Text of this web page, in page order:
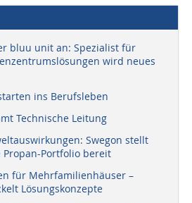
bluu unit an: Spezialist für
wird neues
ins Berufsleben
Technische Leitung
Swegon stellt
Propan-Portfolio bereit
für Mehrfamilienhäuser –
Lösungskonzepte